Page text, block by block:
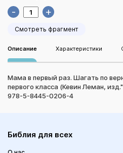
- +
Смотреть фрагмент
Описание Характеристики
Мама в первый раз. Шагать по
первого класса (Кевин Леман,
978-5-8445-0206-4
Библия для всех